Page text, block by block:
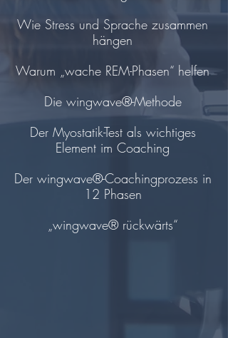
Wie Stress und Sprache zusammen
hängen
Warum „wache REM-Phasen“ helfen
Die wingwave®-Methode
Der Myostatik-Test als wichtiges
Element im Coaching
Der wingwave®-Coachingprozess in
12 Phasen
„wingwave® rückwärts“